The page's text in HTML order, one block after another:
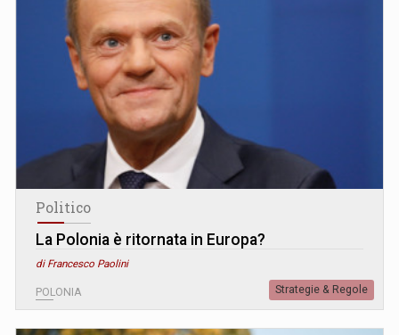
Politico
La Polonia è ritornata in Europa?
di Francesco Paolini
POLONIA Strategie & Regole